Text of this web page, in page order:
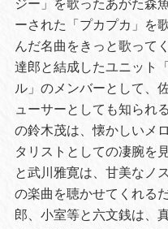
ジー」を歌ったあがた森
ーされた「プカプカ」を
んだ名曲をきっと歌って
達郎と結成したユニット
ル」のメンバーとして、
ューサーとしても知られ
の鈴木茂は、懐かしいメ
タリストとしての凄腕を
と武川雅寛は、甘美なノ
の楽曲を聴かせてくれる
郎、小室等と六文銭は、